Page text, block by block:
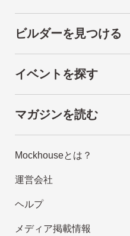
ビルダーを見つける
イベントを探す
マガジンを読む
Mockhouseとは？
運営会社
ヘルプ
メディア掲載情報